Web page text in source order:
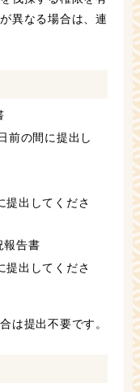
異なる場合は、連
前の間に提出し
提出してくださ
報告書
提出してくださ
は提出不要です。